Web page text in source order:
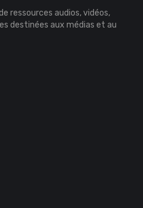
ressources audios, vidéos,
destinées aux médias et au